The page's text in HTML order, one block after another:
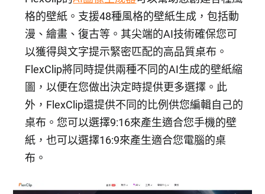
格的壁紙。支援48種風格的壁紙生成，包括動
漫、繪畫、復古等。其尖端的AI技術確保您可
以獲得與文字提示緊密匹配的高品質桌布。
FlexClip將同時提供兩種不同的AI生成的壁紙縮
圖，以便在您做出決定時提供更多選擇。此
外，FlexClip還提供不同的比例供您編輯自己的
桌布。您可以選擇9:16來產生適合您手機的壁
紙，也可以選擇16:9來產生適合您電腦的桌
布。